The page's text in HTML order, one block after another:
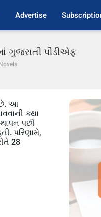
Advertise
ગુજરાતી પીડીએફ
છે. આ
કથા
પછી
પરિણામે,
28